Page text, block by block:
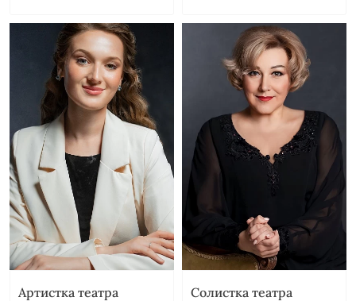
Артистка театра Солистка театра